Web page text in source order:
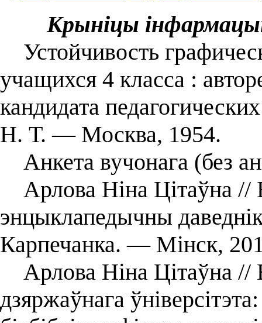
Крыніцы
Устойчивость
учащихся 4 класса :
кандидата
Н. Т. — Москва, 1954.
Анкета вучонага (без
Арлова Ніна Цітаўна //
энцыклапедычны
Карпечанка. — Мінск,
Арлова Ніна Цітаўна //
дзяржаўнага